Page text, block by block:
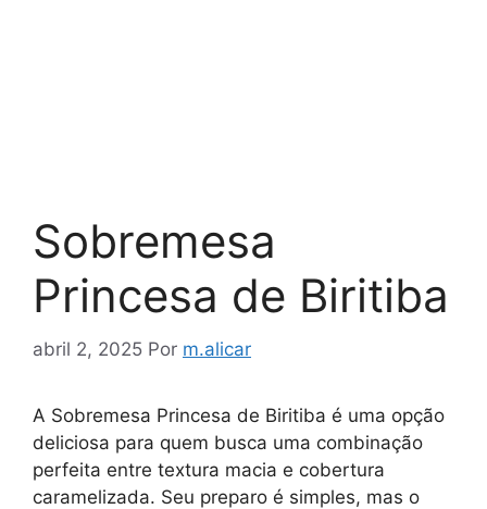
Sobremesa
Princesa de Biritiba
abril 2, 2025 Por m.alicar
A Sobremesa Princesa de Biritiba é uma opção
deliciosa para quem busca uma combinação
perfeita entre textura macia e cobertura
caramelizada. Seu preparo é simples, mas o